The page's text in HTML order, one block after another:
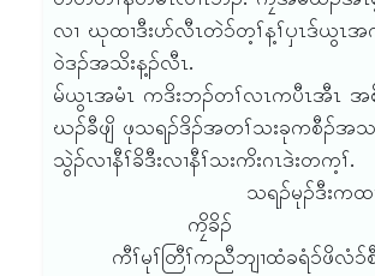
လၢ ဃုထၢဒီးပာ်လီၤတဲ၁်တ့ၢ်န့ၢ်ၦၤဒ်ယွ
ဝဲဒၣ်အသိးန့ၣ်လီၤ.
မ်ယွၤအမံၤ ကဒိးဘၣ်တၢ်လၤကပီၤအီၤ အ
ဃၣ်ခီဖျိ ဖုသရၣ်ဒိၣ်အတၢ်သးခုကစီၣ်အသ
သွဲၣ်လၢနီၢ်ခိဒီးလၢနီၢ်သးကိးဂၤ
သရၣ်မုၣ်ဒီးကထၢ
ကၠိခိၣ်
ကီၢ်မုၢ်တြီၢ်ကညီဘျၢထံခရံ၁်ဖိလံ